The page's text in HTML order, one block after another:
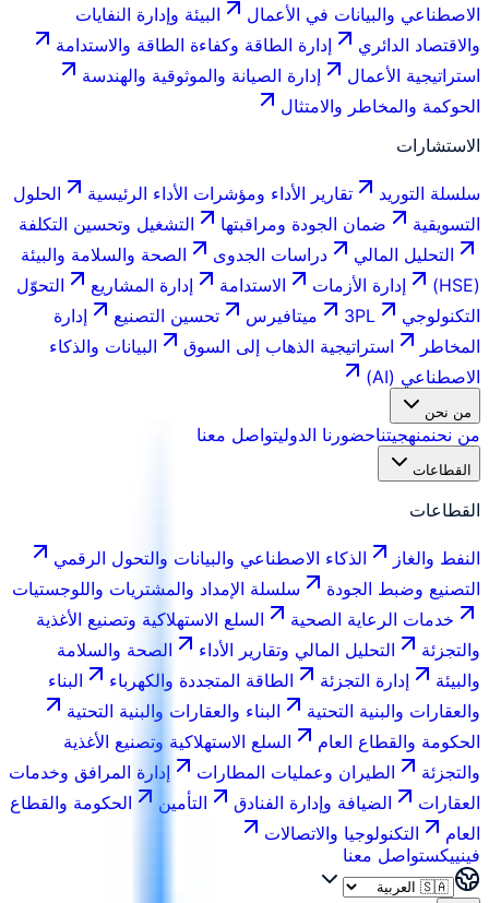
الاصطناعي والبيانات في الأعمال
البيئة وإدارة النفايات
والاقتصاد الدائري
إدارة الطاقة وكفاءة الطاقة والاستدامة
استراتيجية الأعمال
إدارة الصيانة والموثوقية والهندسة
الحوكمة والمخاطر والامتثال
الاستشارات
سلسلة التوريد تقارير الأداء ومؤشرات الأداء الرئيسية
الحلول
التسويقية
ضمان الجودة ومراقبتها
التشغيل وتحسين التكلفة
التحليل المالي
دراسات الجدوى
الصحة والسلامة والبيئة
(HSE)
إدارة الأزمات الاستدامة إدارة المشاريع
التحوّل
التكنولوجي
3PL ميتافيرس تحسين التصنيع
إدارة
المخاطر
استراتيجية الذهاب إلى السوق
البيانات والذكاء
الاصطناعي (AI)
من نحن
من نحنمنهجيتناحضورنا الدوليتواصل معنا
القطاعات
القطاعات
النفط والغاز
الذكاء الاصطناعي والبيانات والتحول الرقمي
التصنيع وضبط الجودة
سلسلة الإمداد والمشتريات واللوجستيات
خدمات الرعاية الصحية
السلع الاستهلاكية وتصنيع الأغذية
والتجزئة
التحليل المالي وتقارير الأداء
الصحة والسلامة
والبيئة
إدارة التجزئة الطاقة المتجددة والكهرباء
البناء
والعقارات والبنية التحتية
البناء والعقارات والبنية التحتية
الحكومة والقطاع العام
السلع الاستهلاكية وتصنيع الأغذية
والتجزئة
الطيران وعمليات المطارات
إدارة المرافق وخدمات
العقارات
الضيافة وإدارة الفنادق التأمين
الحكومة والقطاع
العام
التكنولوجيا والاتصالات
فينييكستواصل معنا